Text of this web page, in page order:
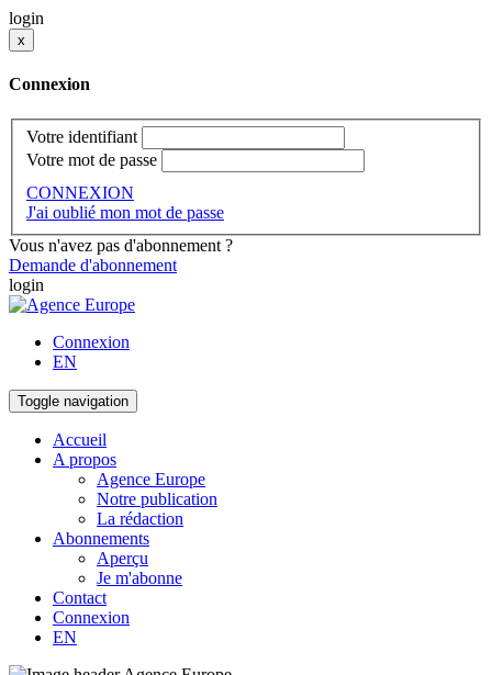
login
x
Connexion
Votre identifiant
Votre mot de passe
CONNEXION
J'ai oublié mon mot de passe
Vous n'avez pas d'abonnement ?
Demande d'abonnement
login
Connexion
EN
Toggle navigation
Accueil
A propos
Agence Europe
Notre publication
La rédaction
Abonnements
Aperçu
Je m'abonne
Contact
Connexion
EN